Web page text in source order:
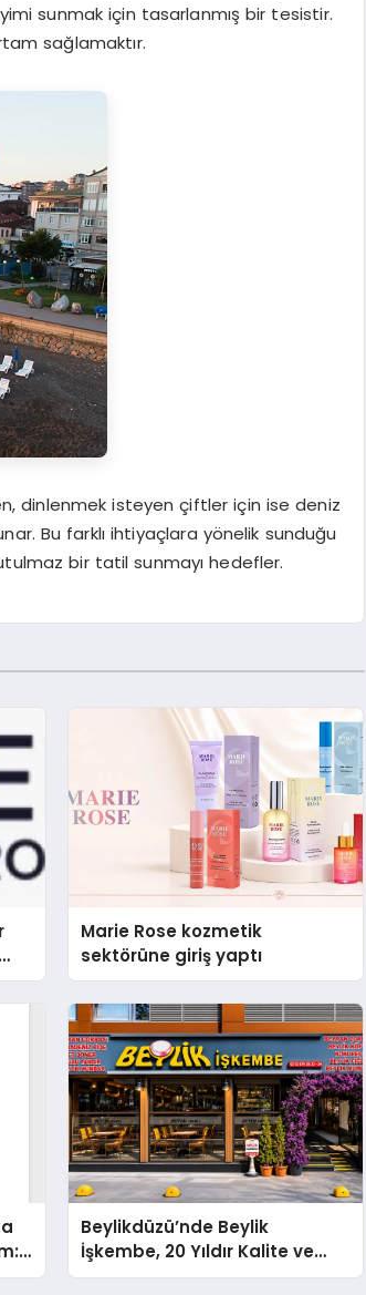
sunmak için tasarlanmış bir tesistir.
sağlamaktır.
dinlenmek isteyen çiftler için ise deniz
Bu farklı ihtiyaçlara yönelik sunduğu
bir tatil sunmayı hedefler.
Marie Rose kozmetik
sektörüne giriş yaptı
Beylikdüzü’nde Beylik
İşkembe, 20 Yıldır Kalite ve
Lezzetin Değişmeyen Adresi